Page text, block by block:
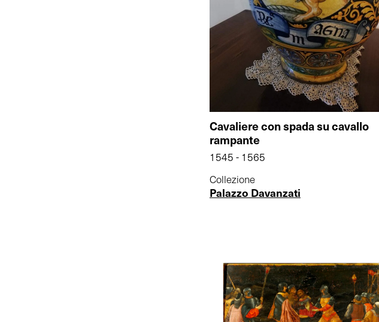
Cavaliere con spada su cavallo
rampante
1545 - 1565
Collezione
Palazzo Davanzati